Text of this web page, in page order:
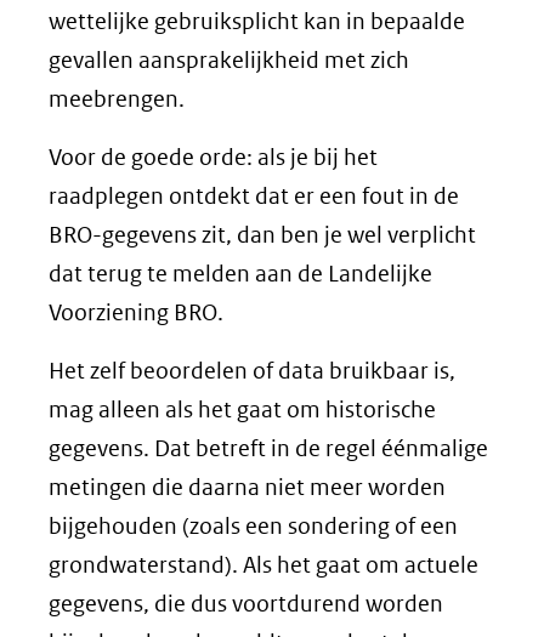
wettelijke gebruiksplicht kan in bepaalde
gevallen aansprakelijkheid met zich
meebrengen.
Voor de goede orde: als je bij het
raadplegen ontdekt dat er een fout in de
BRO-gegevens zit, dan ben je wel verplicht
dat terug te melden aan de Landelijke
Voorziening BRO.
Het zelf beoordelen of data bruikbaar is,
mag alleen als het gaat om historische
gegevens. Dat betreft in de regel éénmalige
metingen die daarna niet meer worden
bijgehouden (zoals een sondering of een
grondwaterstand). Als het gaat om actuele
gegevens, die dus voortdurend worden